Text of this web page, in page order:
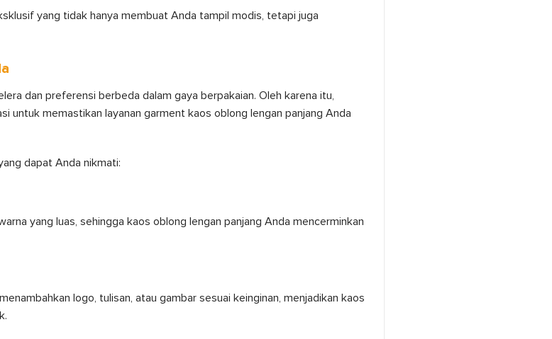
yang tidak hanya membuat Anda tampil modis, tetapi juga
dan preferensi berbeda dalam gaya berpakaian. Oleh karena itu,
untuk memastikan layanan garment kaos oblong lengan panjang Anda
dapat Anda nikmati:
yang luas, sehingga kaos oblong lengan panjang Anda mencerminkan
logo, tulisan, atau gambar sesuai keinginan, menjadikan kaos